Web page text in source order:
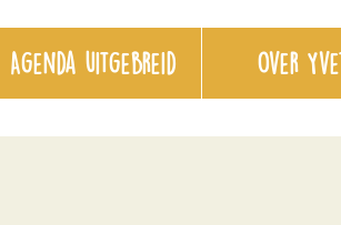
Agenda uitgebreid over